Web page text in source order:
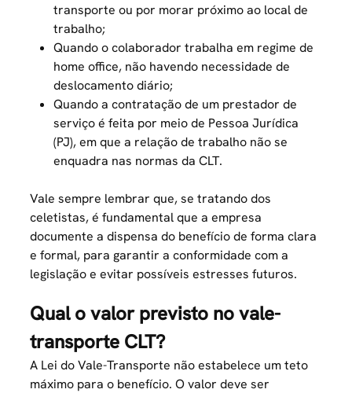
transporte ou por morar próximo ao local de
trabalho;
Quando o colaborador trabalha em regime de
home office, não havendo necessidade de
deslocamento diário;
Quando a contratação de um prestador de
serviço é feita por meio de Pessoa Jurídica
(PJ), em que a relação de trabalho não se
enquadra nas normas da CLT.
Vale sempre lembrar que, se tratando dos
celetistas, é fundamental que a empresa
documente a dispensa do benefício de forma clara
e formal, para garantir a conformidade com a
legislação e evitar possíveis estresses futuros.
Qual o valor previsto no vale-
transporte CLT?
A Lei do Vale-Transporte não estabelece um teto
máximo para o benefício. O valor deve ser